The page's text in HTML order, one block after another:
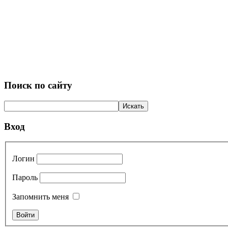
Поиск по сайту
Вход
Логин
Пароль
Запомнить меня